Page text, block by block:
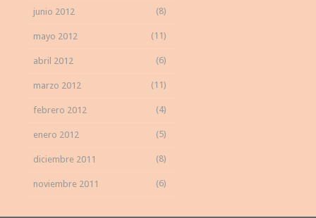
junio 2012 (8)
mayo 2012 (11)
abril 2012 (6)
marzo 2012 (11)
febrero 2012 (4)
enero 2012 (5)
diciembre 2011 (8)
noviembre 2011 (6)